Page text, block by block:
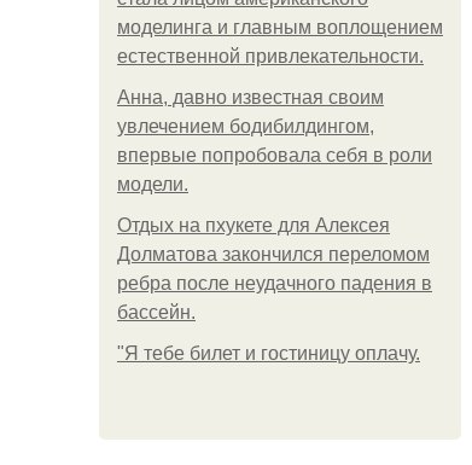
моделинга и главным воплощением
естественной привлекательности.
Анна, давно известная своим
увлечением бодибилдингом,
впервые попробовала себя в роли
модели.
Отдых на пхукете для Алексея
Долматова закончился переломом
ребра после неудачного падения в
бассейн.
"Я тебе билет и гостиницу оплачу.